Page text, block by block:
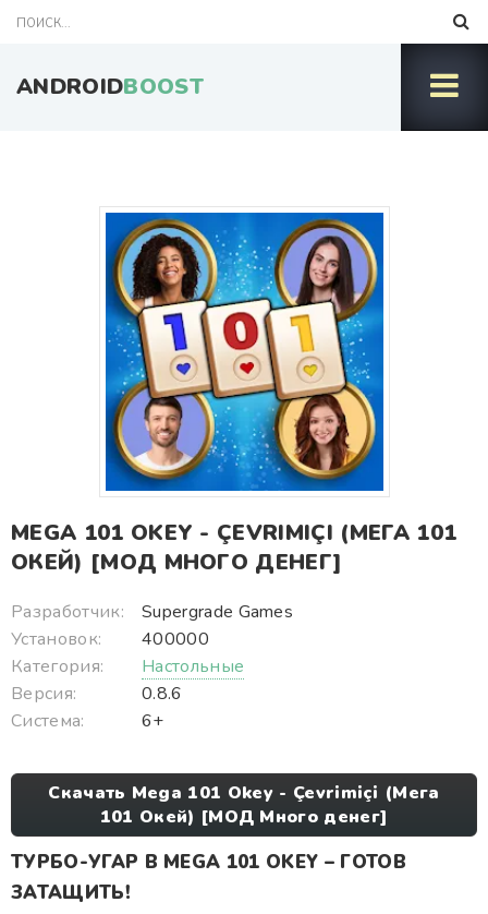
ANDROIDBOOST
MEGA 101 OKEY - ÇEVRIMIÇI (МЕГА 101
ОКЕЙ) [МОД МНОГО ДЕНЕГ]
Разработчик:
Supergrade Games
Установок:
400000
Категория:
Настольные
Версия:
0.8.6
Система:
6+
Скачать Mega 101 Okey - Çevrimiçi (Мега
101 Окей) [МОД Много денег]
ТУРБО-УГАР В MEGA 101 OKEY – ГОТОВ
ЗАТАЩИТЬ!